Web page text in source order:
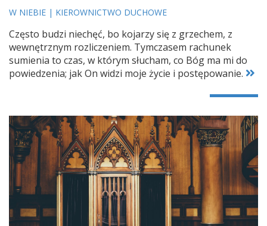
W NIEBIE | KIEROWNICTWO DUCHOWE
Często budzi niechęć, bo kojarzy się z grzechem, z
wewnętrznym rozliczeniem. Tymczasem rachunek
sumienia to czas, w którym słucham, co Bóg ma mi do
powiedzenia; jak On widzi moje życie i postępowanie.